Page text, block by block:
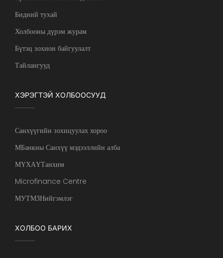
Бидний тухай
Холбооны дүрэм журам
Бүтэц зохион байгуулалт
Тайлангууд
ХЭРЭГТЭЙ ХОЛБООСУУД
Санхүүгийн зохицуулах хороо
МБанкны Санхүү мэдээллийн алба
МҮХАҮТанхим
Microfinance Centre
МУТМЗНийгэмлэг
ХОЛБОО БАРИХ